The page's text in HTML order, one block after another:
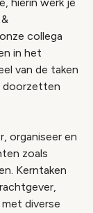
collega
in het
van de taken
doorzetten
organiseer en
zoals
Kerntaken
diverse